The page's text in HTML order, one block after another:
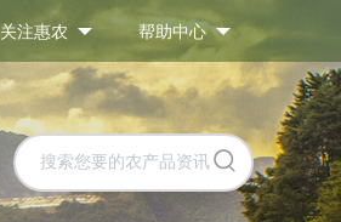
关注惠农 帮助中心